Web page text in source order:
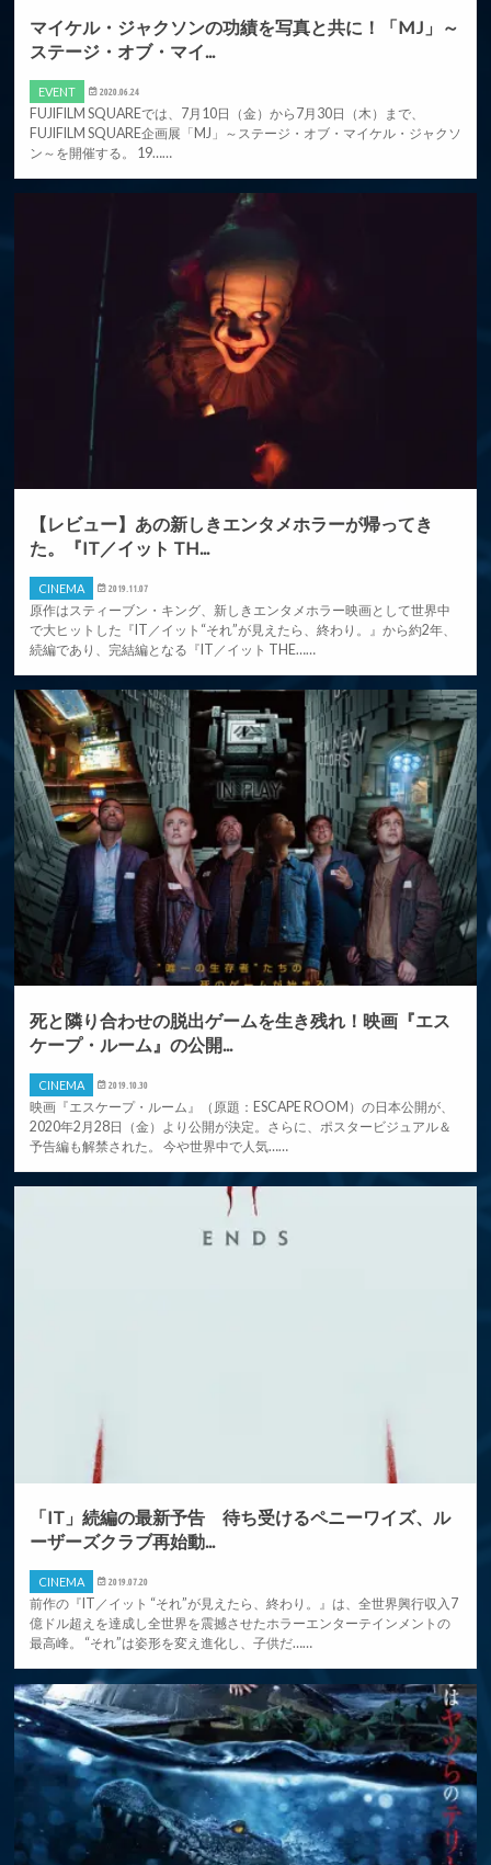
マイケル・ジャクソンの功績を写真と共に！「MJ」～
ステージ・オブ・マイ...
EVENT 2020.06.24
FUJIFILM SQUAREでは、7月10日（金）から7月30日（木）まで、
FUJIFILM SQUARE企画展「MJ」～ステージ・オブ・マイケル・ジャクソ
ン～を開催する。 19……
【レビュー】あの新しきエンタメホラーが帰ってき
た。『IT／イット TH...
CINEMA 2019.11.07
原作はスティーブン・キング、新しきエンタメホラー映画として世界中
で大ヒットした『IT／イット“それ”が見えたら、終わり。』から約2年、
続編であり、完結編となる『IT／イット THE……
死と隣り合わせの脱出ゲームを生き残れ！映画『エス
ケープ・ルーム』の公開...
CINEMA 2019.10.30
映画『エスケープ・ルーム』（原題：ESCAPE ROOM）の日本公開が、
2020年2月28日（金）より公開が決定。さらに、ポスタービジュアル＆
予告編も解禁された。 今や世界中で人気……
「IT」続編の最新予告 待ち受けるペニーワイズ、ル
ーザーズクラブ再始動...
CINEMA 2019.07.20
前作の『IT／イット “それ”が見えたら、終わり。』は、全世界興行収入7
億ドル超えを達成し全世界を震撼させたホラーエンターテインメントの
最高峰。 “それ”は姿形を変え進化し、子供だ……